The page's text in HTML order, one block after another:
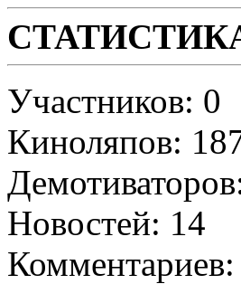
Участников: 0
Киноляпов:
Новостей: 14